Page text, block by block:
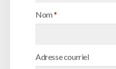
Nom*
Adresse courriel